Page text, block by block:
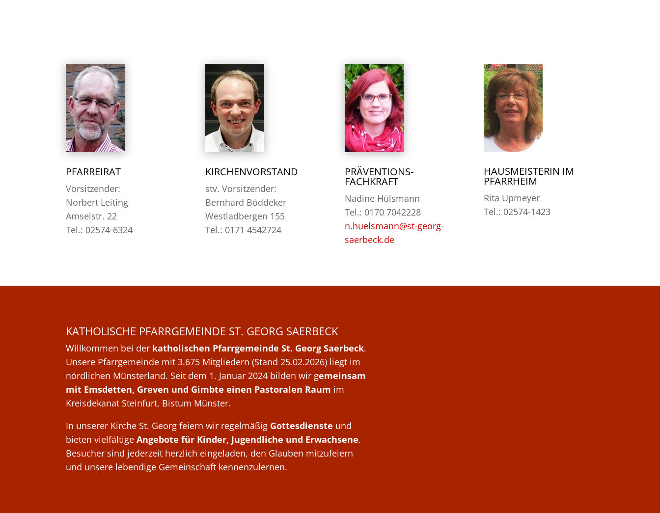
PFARREIRAT
Vorsitzender:
Norbert Leiting
Amselstr. 22
Tel.: 02574-6324
KIRCHENVORSTAND
stv. Vorsitzender:
Bernhard Böddeker
Westladbergen 155
Tel.: 0171 4542724
PRÄVENTIONS-
FACHKRAFT
Nadine Hülsmann
Tel.: 0170 7042228
n.huelsmann@st-georg-
saerbeck.de
HAUSMEISTERIN IM
PFARRHEIM
Rita Upmeyer
Tel.: 02574-1423
KATHOLISCHE PFARRGEMEINDE ST. GEORG SAERBECK
Willkommen bei der katholischen Pfarrgemeinde St. Georg Saerbeck.
Unsere Pfarrgemeinde mit 3.675 Mitgliedern (Stand 25.02.2026) liegt im
nördlichen Münsterland. Seit dem 1. Januar 2024 bilden wir gemeinsam
mit Emsdetten, Greven und Gimbte einen Pastoralen Raum im
Kreisdekanat Steinfurt, Bistum Münster.
In unserer Kirche St. Georg feiern wir regelmäßig Gottesdienste und
bieten vielfältigeAngebote für Kinder, Jugendliche und Erwachsene.
Besucher sind jederzeit herzlich eingeladen, den Glauben mitzufeiern
und unsere lebendige Gemeinschaft kennenzulernen.